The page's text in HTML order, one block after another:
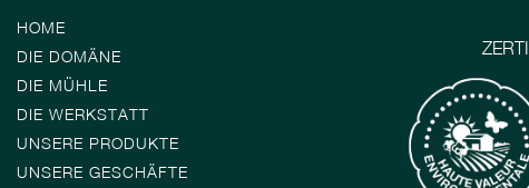
HOME
DIE DOMÄNE
DIE MÜHLE
DIE WERKSTATT
UNSERE PRODUKTE
UNSERE GESCHÄFTE